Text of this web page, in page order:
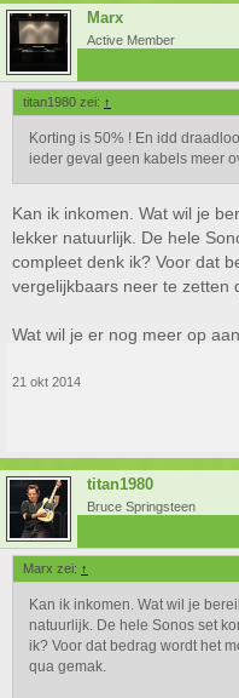
Marx
Active Member
titan1980 zei: ↑
Korting is 50% ! En idd
ieder geval geen kabels meer
Kan ik inkomen. Wat wil je
lekker natuurlijk. De hele
compleet denk ik? Voor dat
vergelijkbaars neer te zetten
Wat wil je er nog meer op
21 okt 2014
titan1980
Bruce Springsteen
Marx zei: ↑
Kan ik inkomen. Wat wil je
natuurlijk. De hele Sonos set
ik? Voor dat bedrag wordt het
qua gemak.